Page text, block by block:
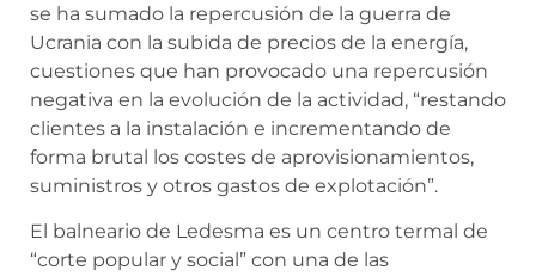
se ha sumado la repercusión de la guerra de
Ucrania con la subida de precios de la energía,
cuestiones que han provocado una repercusión
negativa en la evolución de la actividad, “restando
clientes a la instalación e incrementando de
forma brutal los costes de aprovisionamientos,
suministros y otros gastos de explotación”.
El balneario de Ledesma es un centro termal de
“corte popular y social” con una de las